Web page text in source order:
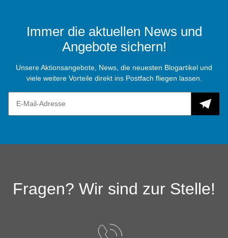
Immer die aktuellen News und
Angebote sichern!
Unsere Aktionsangebote, News, die neuesten Blogartikel und
viele weitere Vorteile direkt ins Postfach fliegen lassen.
Fragen? Wir sind zur Stelle!